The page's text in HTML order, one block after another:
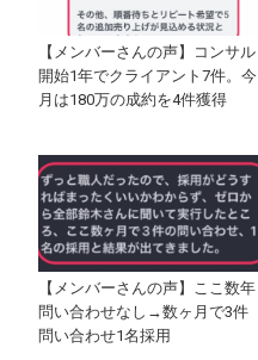
【メンバーさんの声】コンサル
開始1年でクライアント7件。今
月は180万の成約を4件獲得
【メンバーさんの声】ここ数年
問い合わせなし→数ヶ月で3件
問い合わせ1名採用